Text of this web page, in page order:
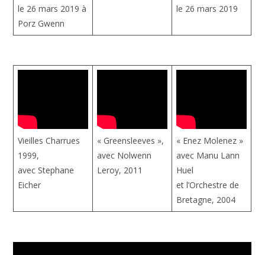
le 26 mars 2019 à
Porz Gwenn
le 26 mars 2019
Vieilles Charrues
1999,
avec Stephane
Eicher
« Greensleeves »,
avec Nolwenn
Leroy, 2011
« Enez Molenez »
avec Manu Lann
Huel
et l’Orchestre de
Bretagne, 2004